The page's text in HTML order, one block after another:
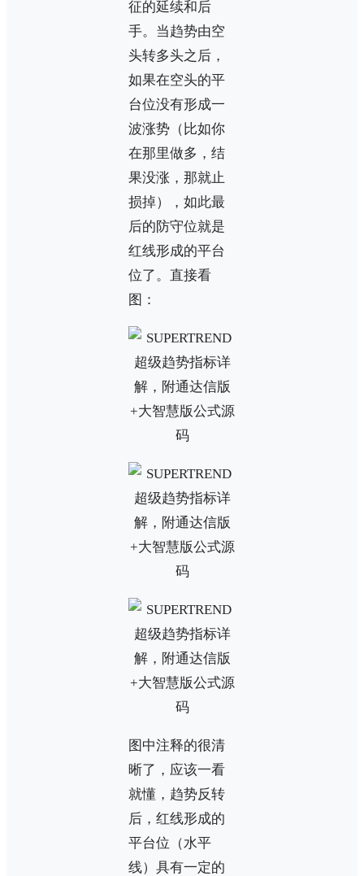
征的延续和后
手。当趋势由空
头转多头之后，
如果在空头的平
台位没有形成一
波涨势（比如你
在那里做多，结
果没涨，那就止
损掉），如此最
后的防守位就是
红线形成的平台
位了。直接看
图：
图中注释的很清
晰了，应该一看
就懂，趋势反转
后，红线形成的
平台位（水平
线）具有一定的